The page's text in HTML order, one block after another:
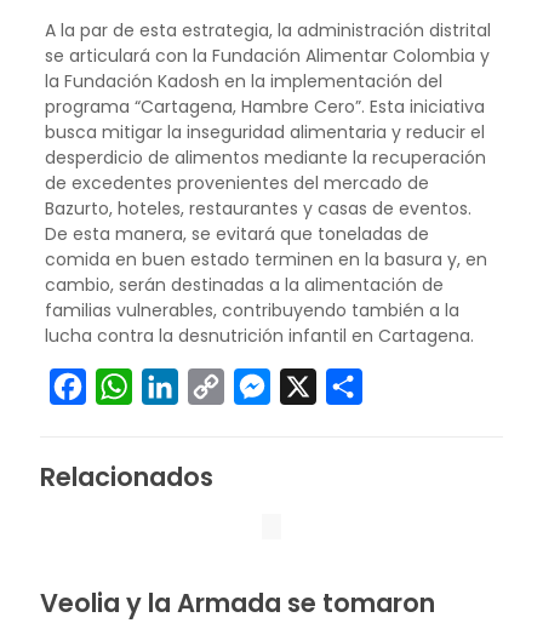
A la par de esta estrategia, la administración distrital
se articulará con la Fundación Alimentar Colombia y
la Fundación Kadosh en la implementación del
programa “Cartagena, Hambre Cero”. Esta iniciativa
busca mitigar la inseguridad alimentaria y reducir el
desperdicio de alimentos mediante la recuperación
de excedentes provenientes del mercado de
Bazurto, hoteles, restaurantes y casas de eventos.
De esta manera, se evitará que toneladas de
comida en buen estado terminen en la basura y, en
cambio, serán destinadas a la alimentación de
familias vulnerables, contribuyendo también a la
lucha contra la desnutrición infantil en Cartagena.
FacebookWhatsAppLinkedIn
Copy
Messenger
Relacionados
Veolia y la Armada se tomaron